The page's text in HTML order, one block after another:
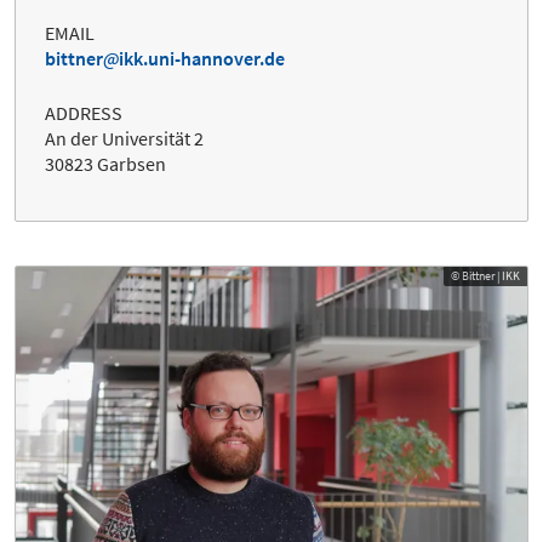
EMAIL
bittner
ikk.uni-hannover.de
ADDRESS
An der Universität 2
30823 Garbsen
© Bittner | IKK